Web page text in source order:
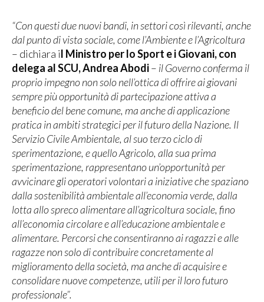
“Con questi due nuovi bandi, in settori così rilevanti, anche
dal punto di vista sociale, come l’Ambiente e l’Agricoltura
– dichiara il Ministro per lo Sport e i Giovani, con
delega al SCU, Andrea Abodi– il Governo conferma il
proprio impegno non solo nell’ottica di offrire ai giovani
sempre più opportunità di partecipazione attiva a
beneficio del bene comune, ma anche di applicazione
pratica in ambiti strategici per il futuro della Nazione. Il
Servizio Civile Ambientale, al suo terzo ciclo di
sperimentazione, e quello Agricolo, alla sua prima
sperimentazione, rappresentano un’opportunità per
avvicinare gli operatori volontari a iniziative che spaziano
dalla sostenibilità ambientale all’economia verde, dalla
lotta allo spreco alimentare all’agricoltura sociale, fino
all’economia circolare e all’educazione ambientale e
alimentare. Percorsi che consentiranno ai ragazzi e alle
ragazze non solo di contribuire concretamente al
miglioramento della società, ma anche di acquisire e
consolidare nuove competenze, utili per il loro futuro
professionale”.